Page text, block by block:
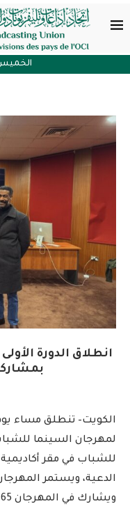
الخميس, 6 أغسطس ,
انطلاق الدورة
بمشاركة 65 فيلماً
الكويت– تنطلق مساء يوم
لمهرجان السينما
للشباب في مقر
الدعية، ويستمر المهرجان حتى 27